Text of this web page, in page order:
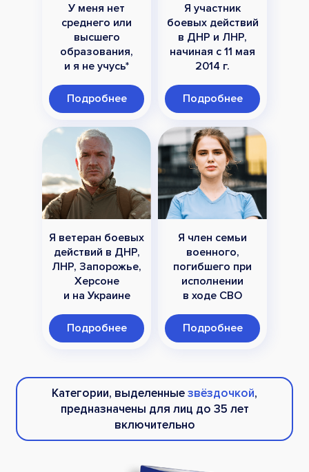
У меня нет
среднего или
высшего
образования,
и я не учусь*
Подробнее
Я участник
боевых действий
в ДНР и ЛНР,
начиная с 11 мая
2014 г.
Подробнее
Я ветеран боевых
действий в ДНР,
ЛНР, Запорожье,
Херсоне
и на Украине
Подробнее
Я член семьи
военного,
погибшего при
исполнении
в ходе СВО
Подробнее
Категории, выделенныезвёздочкой,
предназначены для лиц до 35 лет
включительно